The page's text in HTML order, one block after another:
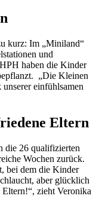
kurz: Im „Miniland“
und
haben die Kinder
„Die Kleinen
einfühlsamen
Eltern
die 26 qualifizierten
Wochen zurück.
bei dem die Kinder
aber glücklich
zieht Veronika